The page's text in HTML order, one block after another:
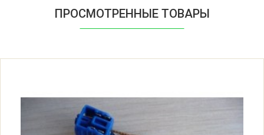
ПРОСМОТРЕННЫЕ ТОВАРЫ